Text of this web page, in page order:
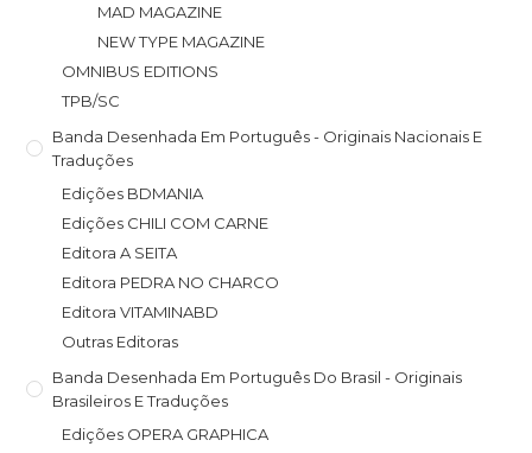
MAD MAGAZINE
NEW TYPE MAGAZINE
OMNIBUS EDITIONS
TPB/SC
Banda Desenhada Em Português - Originais Nacionais E
Traduções
Edições BDMANIA
Edições CHILI COM CARNE
Editora A SEITA
Editora PEDRA NO CHARCO
Editora VITAMINABD
Outras Editoras
Banda Desenhada Em Português Do Brasil - Originais
Brasileiros E Traduções
Edições OPERA GRAPHICA